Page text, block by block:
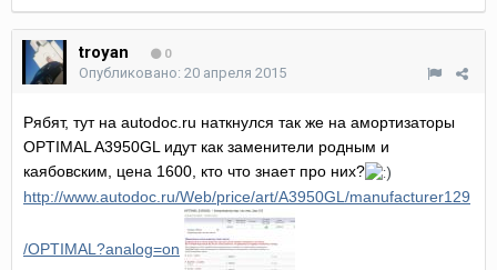
troyan 0
Опубликовано: 20 апреля 2015
Рябят, тут на autodoc.ru наткнулся так же на амортизаторы
OPTIMAL A3950GL идут как заменители родным и
каябовским, цена 1600, кто что знает про них?
http://www.autodoc.ru/Web/price/art/A3950GL/manufacturer129
/OPTIMAL?analog=on